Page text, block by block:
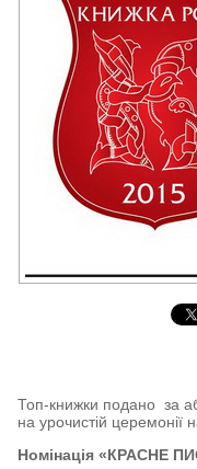
Топ-книжки подано за
на урочистій церемонії
Номінація «КРАСНЕ